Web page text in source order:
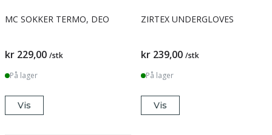
MC SOKKER TERMO, DEO
kr 229,00 /stk
På lager
Vis
ZIRTEX UNDERGLOVES
kr 239,00 /stk
På lager
Vis